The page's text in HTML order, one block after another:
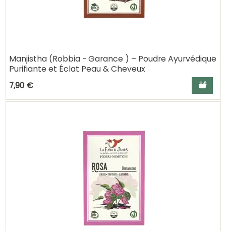
Manjistha (Robbia - Garance ) – Poudre Ayurvédique
Purifiante et Éclat Peau & Cheveux
7,90 €
Ajouter